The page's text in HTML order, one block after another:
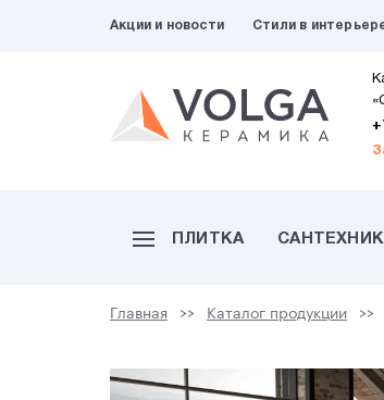
Акции и новости Стили в
ПЛИТКА
Главная Каталог продукции